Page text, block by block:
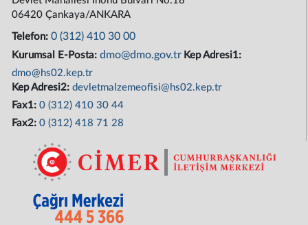
06420 Çankaya/ANKARA
Telefon:0 (312) 410 30 00
Kurumsal E-Posta:dmo@dmo.gov.tr Kep Adresi1:
dmo@hs02.kep.tr
Kep Adresi2:devletmalzemeofisi@hs02.kep.tr
Fax1:0 (312) 410 30 44
Fax2:0 (312) 418 71 28